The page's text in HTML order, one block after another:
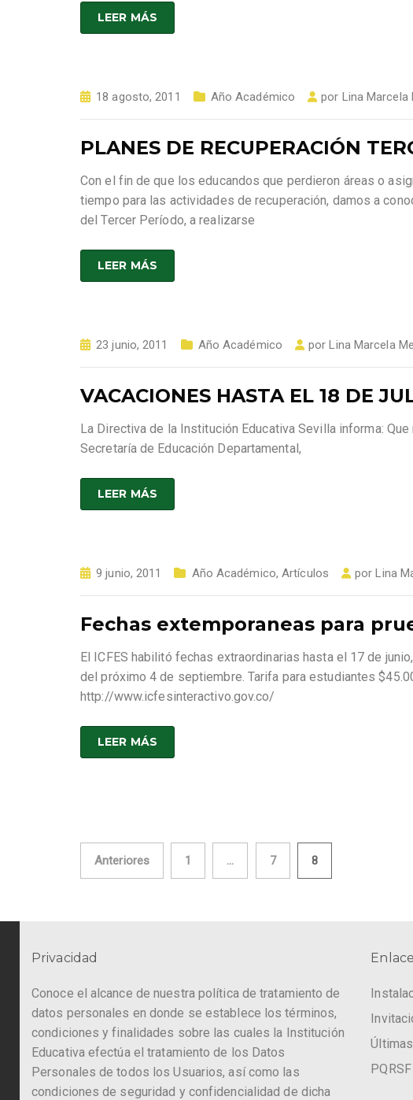
LEER MÁS
18 agosto, 2011 Año Académico por Lina Marcela
PLANES DE RECUPERACIÓN
Con el fin de que los educandos que perdieron áreas o
tiempo para las actividades de recuperación, damos a
del Tercer Período, a realizarse
LEER MÁS
23 junio, 2011 Año Académico porLina Marcela
VACACIONES HASTA EL 18 DE
La Directiva de la Institución Educativa Sevilla informa:
Secretaría de Educación Departamental,
LEER MÁS
9 junio, 2011 Año Académico,Artículos porLina
Fechas extemporaneas para
El ICFES habilitó fechas extraordinarias hasta el 17 de
del próximo 4 de septiembre. Tarifa para estudiantes
http://www.icfesinteractivo.gov.co/
LEER MÁS
Paginación
Anteriores 1 … 7 8
Privacidad
Conoce el alcance de nuestra política de tratamiento de
datos personales en donde se establece los términos,
condiciones y finalidades sobre las cuales la Institución
Educativa efectúa el tratamiento de los Datos
Personales de todos los Usuarios, así como las
condiciones de seguridad y confidencialidad de dicha
PQRSF